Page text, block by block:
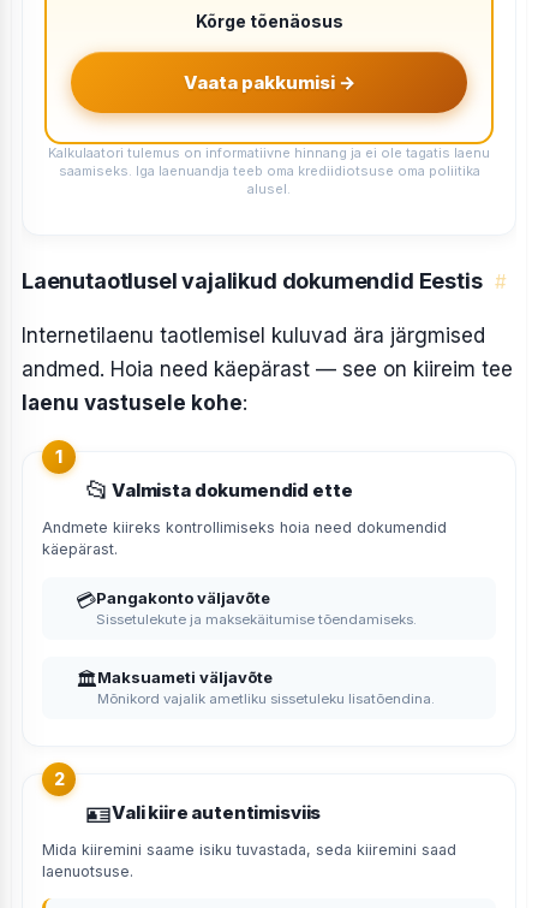
Kõrge tõenäosus
Vaata pakkumisi →
Kalkulaatori tulemus on informatiivne hinnang ja ei ole tagatis laenu
saamiseks. Iga laenuandja teeb oma krediidiotsuse oma poliitika
alusel.
Laenutaotlusel vajalikud dokumendid Eestis #
Internetilaenu taotlemisel kuluvad ära järgmised
andmed. Hoia need käepärast — see on kiireim tee
laenu vastusele kohe:
📂 Valmista dokumendid ette
Andmete kiireks kontrollimiseks hoia need dokumendid
käepärast.
💳Pangakonto väljavõte
Sissetulekute ja maksekäitumise tõendamiseks.
🏛Maksuameti väljavõte
Mõnikord vajalik ametliku sissetuleku lisatõendina.
🪪Vali kiire autentimisviis
Mida kiiremini saame isiku tuvastada, seda kiiremini saad
laenuotsuse.